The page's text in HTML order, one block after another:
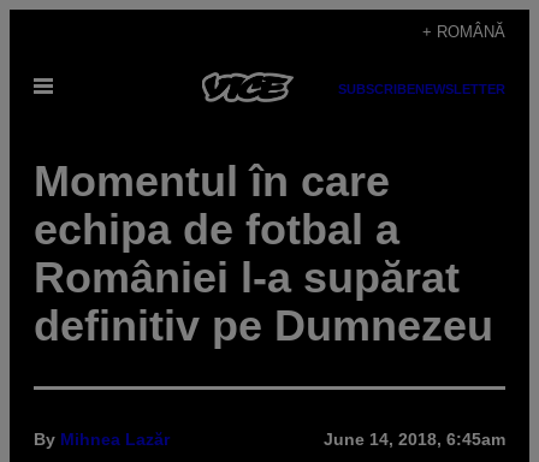
content
+ ROMÂNĂ
Open
SUBSCRIBENEWSLETTER
Momentul în care
echipa de fotbal a
României l-a supărat
definitiv pe Dumnezeu
By Mihnea Lazăr June 14, 2018, 6:45am